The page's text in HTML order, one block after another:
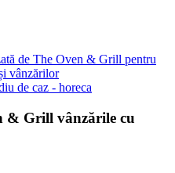
de caz - horeca
& Grill vânzările cu